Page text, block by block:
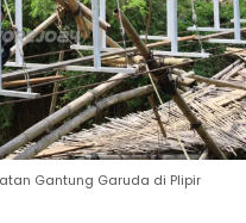
Gantung Garuda di Plipir